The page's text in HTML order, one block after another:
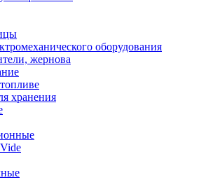
оборудования
жернова
хранения